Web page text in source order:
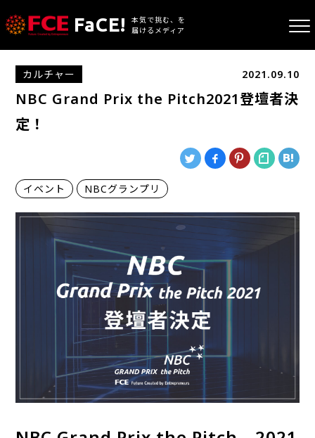
FaCE!
本気で挑む、を
届けるメディア
カルチャー 2021.09.10
NBC Grand Prix the Pitch2021登壇者決
定！
イベント NBCグランプリ